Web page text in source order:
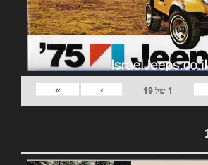
1 של19
›
»